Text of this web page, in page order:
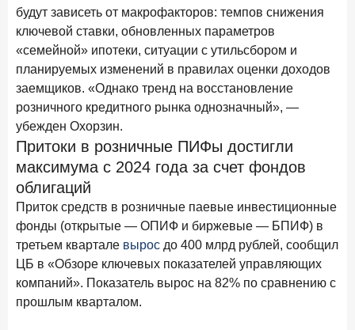
15 апреля 2026 года ИССЛЕДОВАНИЕ
Рынок подписок 2026: от гонки за объёмами к битве за
привычку
15 апреля 2026 года ИССЛЕДОВАНИЕ
Маркетинговые акции брокеров: обзор механик и
трендов
10 апреля 2026 года ИССЛЕДОВАНИЕ
ДНК современного ипотечного клиента
7 апреля 2026 года
По итогам марта 2026 года объем выдач кредитов
составил 925,7 млрд руб.
26 марта 2026 года ИССЛЕДОВАНИЕ
Не экосистемой единой: как пользователи
распределяют подписки
будут зависеть от макрофакторов: темпов снижения
ключевой ставки, обновленных параметров
«семейной» ипотеки, ситуации с утильсбором и
планируемых изменений в правилах оценки доходов
заемщиков. «Однако тренд на восстановление
розничного кредитного рынка однозначный», —
убежден Охорзин.
Притоки в розничные ПИФы достигли
максимума с 2024 года за счет фондов
облигаций
Приток средств в розничные паевые инвестиционные
фонды (открытые — ОПИФ и биржевые — БПИФ) в
третьем квартале вырос до 400 млрд рублей, сообщил
ЦБ в «Обзоре ключевых показателей управляющих
компаний». Показатель вырос на 82% по сравнению с
прошлым кварталом.